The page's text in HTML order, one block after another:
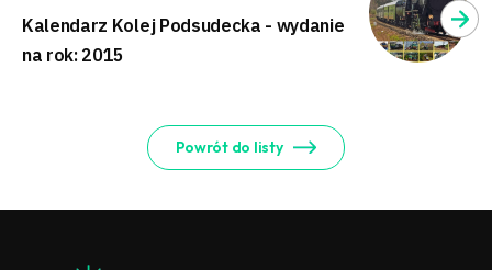
Kalendarz Kolej Podsudecka - wydanie
na rok: 2015
Powrót do listy